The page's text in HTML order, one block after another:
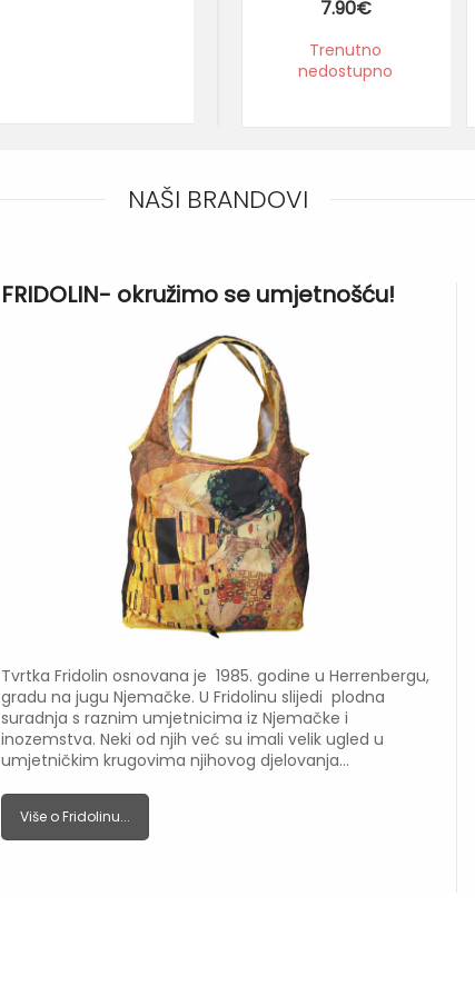
nedostupno
7.90€
Trenutno
nedostupno
NAŠI BRANDOVI
FRIDOLIN- okružimo se umjetnošću!
Tvrtka Fridolin osnovana je 1985. godine u Herrenbergu,
gradu na jugu Njemačke. U Fridolinu slijedi plodna
suradnja s raznim umjetnicima iz Njemačke i
inozemstva. Neki od njih već su imali velik ugled u
umjetničkim krugovima njihovog djelovanja…
Više o Fridolinu...